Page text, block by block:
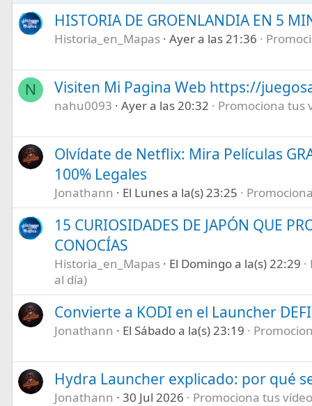
HISTORIA DE GROENLANDIA EN 5
Historia_en_Mapas Ayer a las 21:36
N Visiten Mi Pagina Web https://
nahu0093 Ayer a las 20:32 Promociona tus
Olvídate de Netflix: Mira Películas
100% Legales
Jonathann El Lunes a la(s) 23:25
15 CURIOSIDADES DE JAPÓN QUE
CONOCÍAS
Historia_en_Mapas El Domingo a la(s) 22:29
al día)
Convierte a KODI en el Launcher
Jonathann El Sábado a la(s) 23:19
Hydra Launcher explicado: por qué
Jonathann 30 Jul 2026 Promociona tus